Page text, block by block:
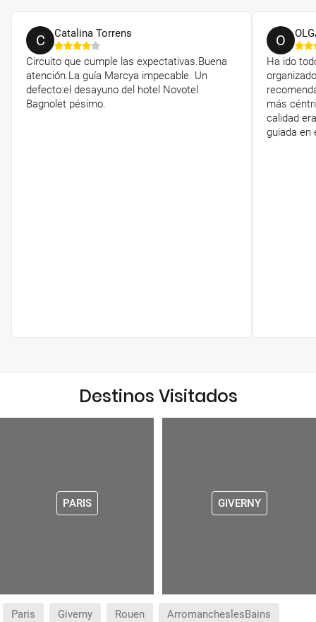
C Catalina Torrens
Circuito que cumple las expectativas.Buena
atención.La guía Marcya impecable. Un
defecto:el desayuno del hotel Novotel
Bagnolet pésimo.
O
Ha ido
más
calidad
guiada en
Destinos Visitados
PARIS GIVERNY
Paris Giverny Rouen ArromancheslesBains